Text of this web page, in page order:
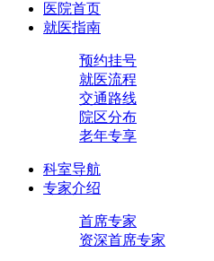
医院首页
就医指南
预约挂号
就医流程
交通路线
院区分布
老年专享
科室导航
专家介绍
首席专家
资深首席专家